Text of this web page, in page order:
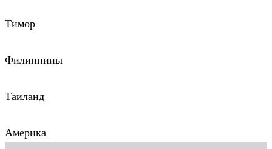
Тимор
Филиппины
Таиланд
Америка